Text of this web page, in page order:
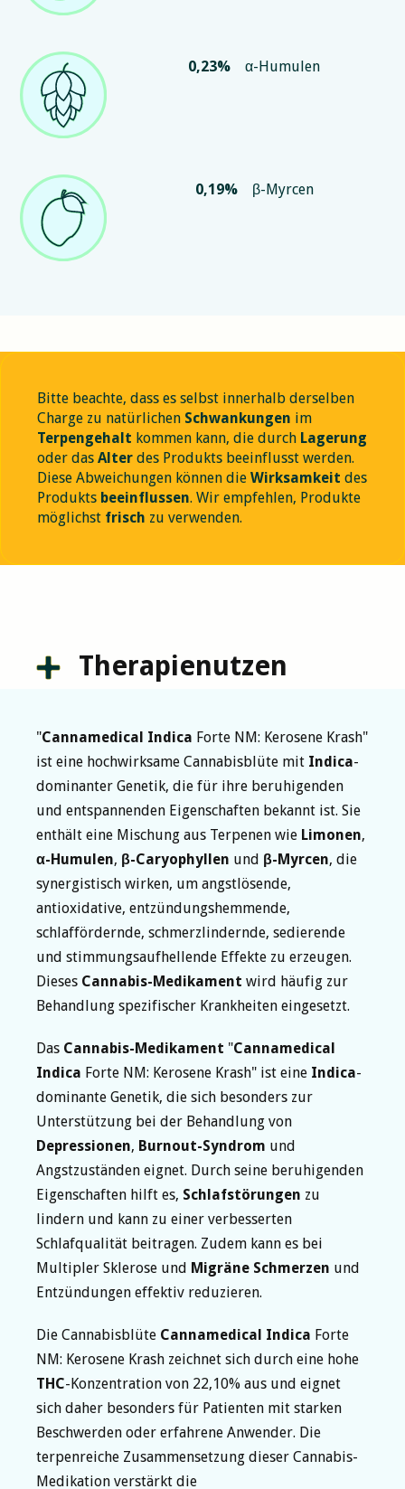
0,23% α-Humulen
0,19% β-Myrcen
Bitte beachte, dass es selbst innerhalb derselben
Charge zu natürlichen Schwankungen im
Terpengehalt kommen kann, die durch Lagerung
oder das Alter des Produkts beeinflusst werden.
Diese Abweichungen können die Wirksamkeit des
Produkts beeinflussen. Wir empfehlen, Produkte
möglichst frisch zu verwenden.
Therapienutzen
"Cannamedical Indica Forte NM: Kerosene Krash"
ist eine hochwirksame Cannabisblüte mit Indica-
dominanter Genetik, die für ihre beruhigenden
und entspannenden Eigenschaften bekannt ist. Sie
enthält eine Mischung aus Terpenen wie Limonen,
α-Humulen, β-Caryophyllen und β-Myrcen, die
synergistisch wirken, um angstlösende,
antioxidative, entzündungshemmende,
schlaffördernde, schmerzlindernde, sedierende
und stimmungsaufhellende Effekte zu erzeugen.
Dieses Cannabis-Medikament wird häufig zur
Behandlung spezifischer Krankheiten eingesetzt.
Das Cannabis-Medikament "Cannamedical
Indica Forte NM: Kerosene Krash" ist eine Indica-
dominante Genetik, die sich besonders zur
Unterstützung bei der Behandlung von
Depressionen, Burnout-Syndrom und
Angstzuständen eignet. Durch seine beruhigenden
Eigenschaften hilft es, Schlafstörungen zu
lindern und kann zu einer verbesserten
Schlafqualität beitragen. Zudem kann es bei
Multipler Sklerose und Migräne Schmerzen und
Entzündungen effektiv reduzieren.
Die Cannabisblüte Cannamedical Indica Forte
NM: Kerosene Krash zeichnet sich durch eine hohe
THC-Konzentration von 22,10% aus und eignet
sich daher besonders für Patienten mit starken
Beschwerden oder erfahrene Anwender. Die
terpenreiche Zusammensetzung dieser Cannabis-
Medikation verstärkt die